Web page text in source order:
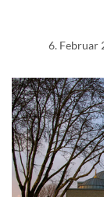
6. Februar